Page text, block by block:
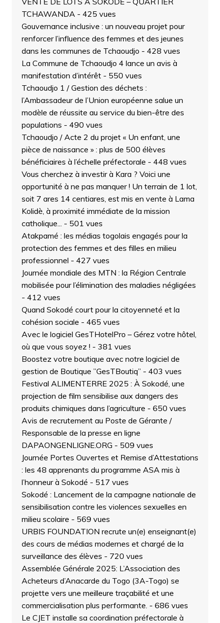
TCHAWANDA - 425 vues
Gouvernance inclusive : un nouveau projet pour
renforcer l’influence des femmes et des jeunes
dans les communes de Tchaoudjo - 428 vues
La Commune de Tchaoudjo 4 lance un avis à
manifestation d’intérêt- 550 vues
Tchaoudjo 1 / Gestion des déchets :
l’Ambassadeur de l’Union européenne salue un
modèle de réussite au service du bien-être des
populations - 490 vues
Tchaoudjo / Acte 2 du projet « Un enfant, une
pièce de naissance » : plus de 500 élèves
bénéficiaires à l’échelle préfectorale - 448 vues
Vous cherchez à investir à Kara ? Voici une
opportunité à ne pas manquer ! Un terrain de 1 lot,
soit 7 ares 14 centiares, est mis en vente à Lama
Kolidè, à proximité immédiate de la mission
catholique...
- 501 vues
Atakpamé : les médias togolais engagés pour la
protection des femmes et des filles en milieu
professionnel - 427 vues
Journée mondiale des MTN : la Région Centrale
mobilisée pour l’élimination des maladies négligées
- 412 vues
Quand Sokodé court pour la citoyenneté et la
cohésion sociale - 465 vues
Avec le logiciel GesTHotelPro – Gérez votre hôtel,
où que vous soyez ! - 381 vues
Boostez votre boutique avec notre logiciel de
gestion de Boutique ”GesTBoutiq” - 403 vues
Festival ALIMENTERRE 2025 : À Sokodé, une
projection de film sensibilise aux dangers des
produits chimiques dans l’agriculture - 650 vues
Avis de recrutement au Poste de Gérante /
Responsable de la presse en ligne
DAPAONGENLIGNE.ORG - 509 vues
Journée Portes Ouvertes et Remise d’Attestations
: les 48 apprenants du programme ASA mis à
l’honneur à Sokodé - 517 vues
Sokodé : Lancement de la campagne nationale de
sensibilisation contre les violences sexuelles en
milieu scolaire - 569 vues
URBIS FOUNDATION recrute un(e) enseignant(e)
des cours de médias modernes et chargé de la
surveillance des élèves - 720 vues
Assemblée Générale 2025: L’Association des
Acheteurs d’Anacarde du Togo (3A-Togo) se
projette vers une meilleure traçabilité et une
commercialisation plus performante. - 686 vues
Le CJET installe sa coordination préfectorale à